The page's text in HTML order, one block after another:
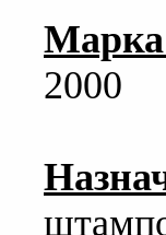
2000